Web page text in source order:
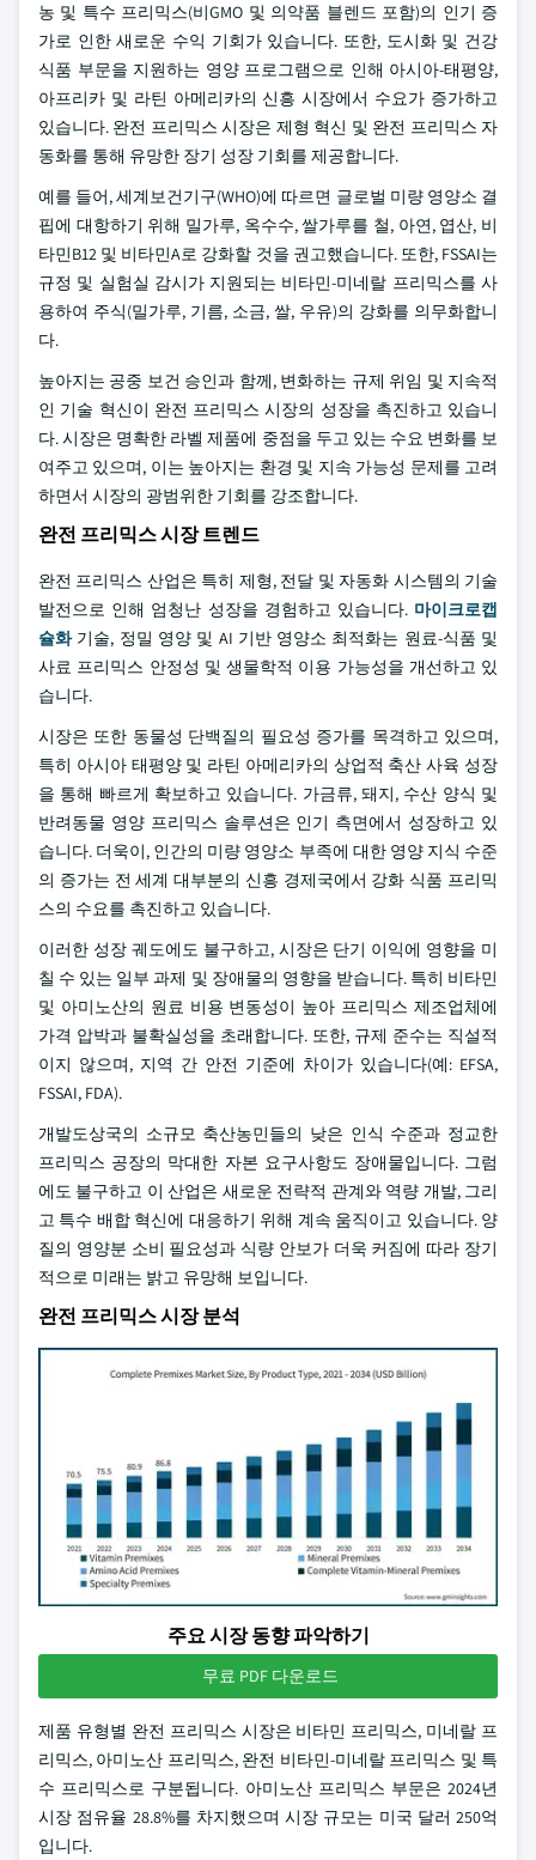
농 및 특수 프리믹스(비GMO 및 의약품 블렌드 포함)의 인기 증
가로 인한 새로운 수익 기회가 있습니다. 또한, 도시화 및 건강
식품 부문을 지원하는 영양 프로그램으로 인해 아시아-태평양,
아프리카 및 라틴 아메리카의 신흥 시장에서 수요가 증가하고
있습니다. 완전 프리믹스 시장은 제형 혁신 및 완전 프리믹스 자
동화를 통해 유망한 장기 성장 기회를 제공합니다.
예를 들어, 세계보건기구(WHO)에 따르면 글로벌 미량 영양소 결
핍에 대항하기 위해 밀가루, 옥수수, 쌀가루를 철, 아연, 엽산, 비
타민B12 및 비타민A로 강화할 것을 권고했습니다. 또한, FSSAI는
규정 및 실험실 감시가 지원되는 비타민-미네랄 프리믹스를 사
용하여 주식(밀가루, 기름, 소금, 쌀, 우유)의 강화를 의무화합니
다.
높아지는 공중 보건 승인과 함께, 변화하는 규제 위임 및 지속적
인 기술 혁신이 완전 프리믹스 시장의 성장을 촉진하고 있습니
다. 시장은 명확한 라벨 제품에 중점을 두고 있는 수요 변화를 보
여주고 있으며, 이는 높아지는 환경 및 지속 가능성 문제를 고려
하면서 시장의 광범위한 기회를 강조합니다.
완전 프리믹스 시장 트렌드
완전 프리믹스 산업은 특히 제형, 전달 및 자동화 시스템의 기술
발전으로 인해 엄청난 성장을 경험하고 있습니다. 마이크로캡
슐화기술, 정밀 영양 및 AI 기반 영양소 최적화는 원료-식품 및
사료 프리믹스 안정성 및 생물학적 이용 가능성을 개선하고 있
습니다.
시장은 또한 동물성 단백질의 필요성 증가를 목격하고 있으며,
특히 아시아 태평양 및 라틴 아메리카의 상업적 축산 사육 성장
을 통해 빠르게 확보하고 있습니다. 가금류, 돼지, 수산 양식 및
반려동물 영양 프리믹스 솔루션은 인기 측면에서 성장하고 있
습니다. 더욱이, 인간의 미량 영양소 부족에 대한 영양 지식 수준
의 증가는 전 세계 대부분의 신흥 경제국에서 강화 식품 프리믹
스의 수요를 촉진하고 있습니다.
이러한 성장 궤도에도 불구하고, 시장은 단기 이익에 영향을 미
칠 수 있는 일부 과제 및 장애물의 영향을 받습니다. 특히 비타민
및 아미노산의 원료 비용 변동성이 높아 프리믹스 제조업체에
가격 압박과 불확실성을 초래합니다. 또한, 규제 준수는 직설적
이지 않으며, 지역 간 안전 기준에 차이가 있습니다(예: EFSA,
FSSAI, FDA).
개발도상국의 소규모 축산농민들의 낮은 인식 수준과 정교한
프리믹스 공장의 막대한 자본 요구사항도 장애물입니다. 그럼
에도 불구하고 이 산업은 새로운 전략적 관계와 역량 개발, 그리
고 특수 배합 혁신에 대응하기 위해 계속 움직이고 있습니다. 양
질의 영양분 소비 필요성과 식량 안보가 더욱 커짐에 따라 장기
적으로 미래는 밝고 유망해 보입니다.
완전 프리믹스 시장 분석
주요 시장 동향 파악하기
무료 PDF 다운로드
제품 유형별 완전 프리믹스 시장은 비타민 프리믹스, 미네랄 프
리믹스, 아미노산 프리믹스, 완전 비타민-미네랄 프리믹스 및 특
수 프리믹스로 구분됩니다. 아미노산 프리믹스 부문은 2024년
시장 점유율 28.8%를 차지했으며 시장 규모는 미국 달러 250억
입니다.